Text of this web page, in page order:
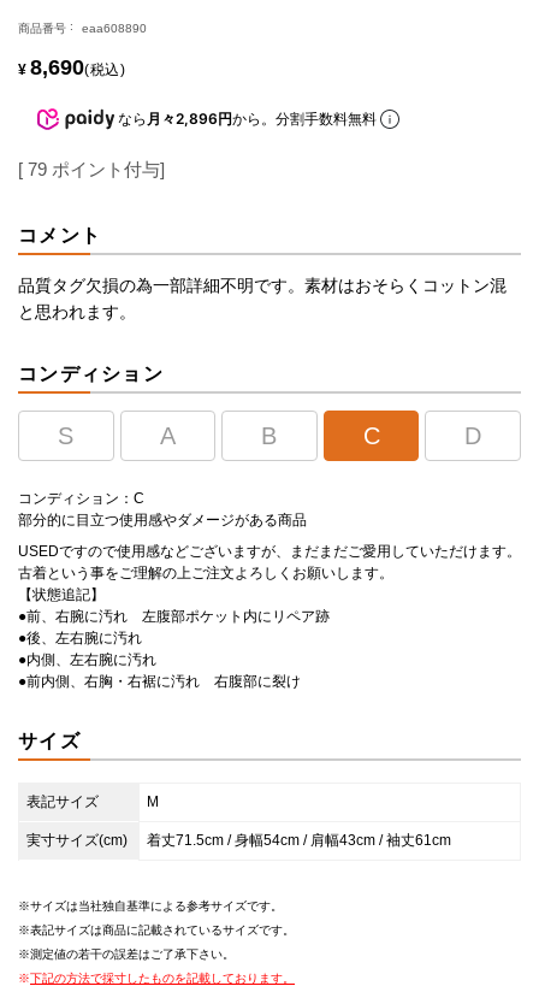
商品番号 eaa608890
¥ 8,690 税込
なら 月々2,896円から。分割手数料無料
[ 79 ポイント付与]
コメント
品質タグ欠損の為一部詳細不明です。素材はおそらくコットン混
と思われます。
コンディション
S A B C D
コンディション：C
部分的に目立つ使用感やダメージがある商品
USEDですので使用感などございますが、まだまだご愛用していただけます。
古着という事をご理解の上ご注文よろしくお願いします。
【状態追記】
●前、右腕に汚れ 左腹部ポケット内にリペア跡
●後、左右腕に汚れ
●内側、左右腕に汚れ
●前内側、右胸・右裾に汚れ 右腹部に裂け
サイズ
表記サイズ M
実寸サイズ(cm) 着丈71.5cm / 身幅54cm / 肩幅43cm / 袖丈61cm
サイズは当社独自基準による参考サイズです。
表記サイズは商品に記載されているサイズです。
測定値の若干の誤差はご了承下さい。
下記の方法で採寸したものを記載しております。